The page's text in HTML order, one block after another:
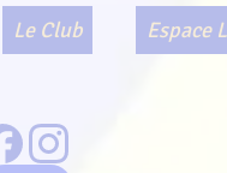
Le Club Espace